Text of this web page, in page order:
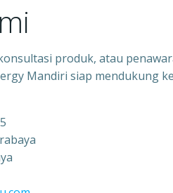
produk, atau
Mandiri siap mendukung